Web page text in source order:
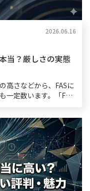
2026.06.16
当？厳しさの実態
高さなどから、FASに
一定数います。「FAS
企業の経営判 […]